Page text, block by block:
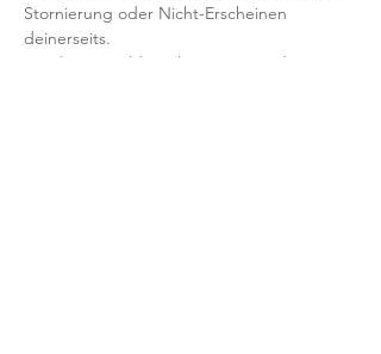
Stornierung oder Nicht-Erscheinen
deinerseits.
Mit der Anmeldung bestätigst und